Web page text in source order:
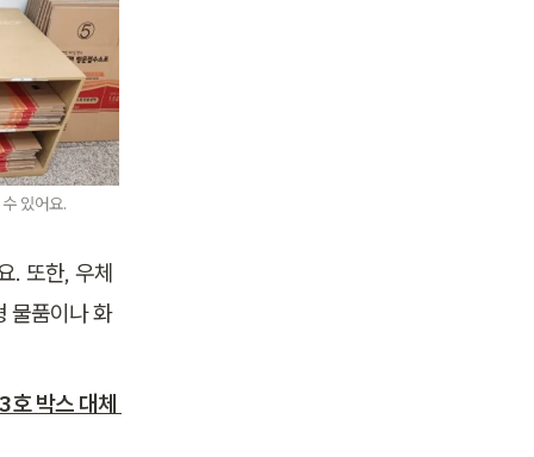
있어요.
. 또한, 우체
품이나 화
호 박스 대체